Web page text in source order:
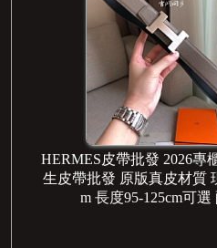
HERMES皮帶批發 2026專
生皮帶批發 原版真皮材質
m 長度95-125cm可選